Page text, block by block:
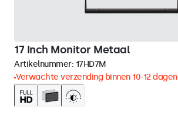
17 Inch Monitor Metaal
Artikelnummer: 17HD7M
Verwachte verzending binnen 10-12 dagen